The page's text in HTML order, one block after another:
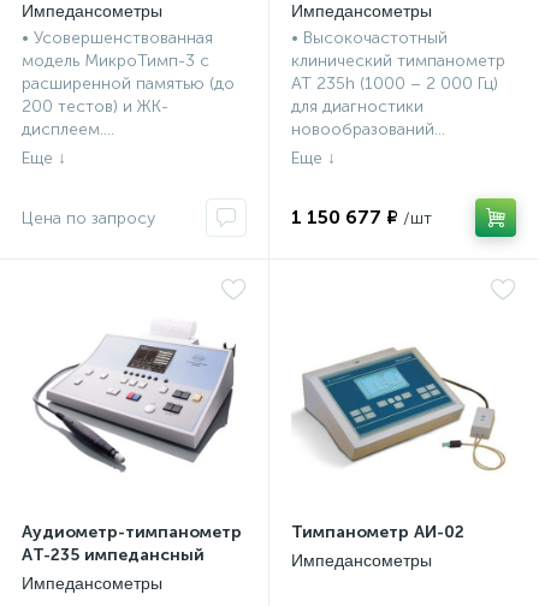
Импедансометры
• Усовершенствованная
модель МикроТимп-3 с
расширенной памятью (до
200 тестов) и ЖК-
дисплеем....
Импедансометры
• Высокочастотный
клинический тимпанометр
AT 235h (1000 – 2 000 Гц)
для диагностики
новообразований...
1 150 677 ₽
Аудиометр-тимпанометр
АT-235 импедансный
Импедансометры
Тимпанометр АИ-02
Импедансометры